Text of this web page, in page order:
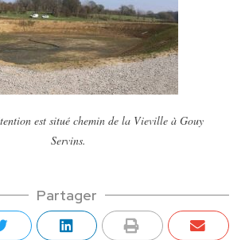
est situé chemin de la Vieville à Gouy
Servins.
Partager